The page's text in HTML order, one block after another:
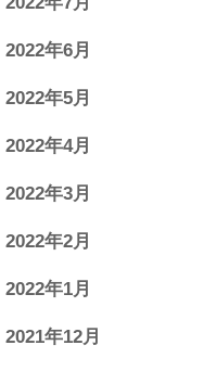
2022年6月
2022年5月
2022年4月
2022年3月
2022年2月
2022年1月
2021年12月